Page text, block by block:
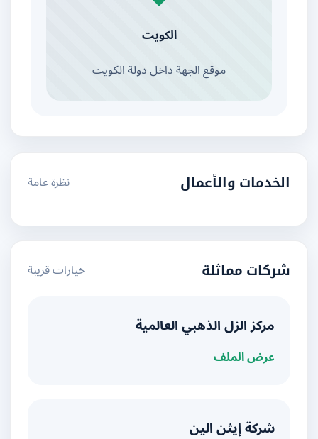
الكويت
موقع الجهة داخل دولة الكويت
الخدمات والأعمال نظرة عامة
شركات مماثلة خيارات قريبة
مركز الزل الذهبي العالمية
عرض الملف
شركة إيثن الين